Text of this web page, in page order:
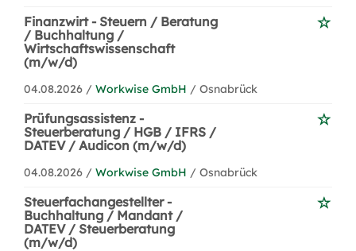
Finanzwirt - Steuern / Beratung
/ Buchhaltung /
Wirtschaftswissenschaft
(m/w/d)
04.08.2026 / Workwise GmbH / Osnabrück
Prüfungsassistenz -
Steuerberatung / HGB / IFRS /
DATEV / Audicon (m/w/d)
04.08.2026 / Workwise GmbH / Osnabrück
Steuerfachangestellter -
Buchhaltung / Mandant /
DATEV / Steuerberatung
(m/w/d)